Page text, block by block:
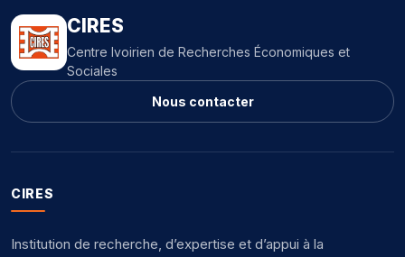
CIRES
Centre Ivoirien de Recherches Économiques et
Sociales
Nous contacter
CIRES
Institution de recherche, d’expertise et d’appui à la